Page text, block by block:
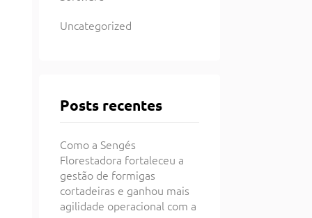
Uncategorized
Posts recentes
Como a Sengés
Florestadora fortaleceu a
gestão de formigas
cortadeiras e ganhou mais
agilidade operacional com a